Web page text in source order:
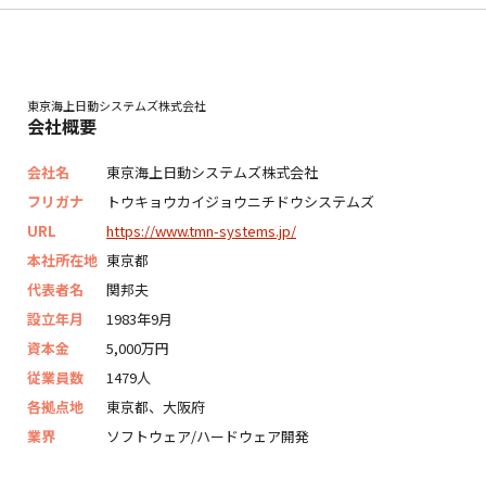
東京海上日動システムズ株式会社
会社概要
会社名
東京海上日動システムズ株式会社
フリガナ
トウキョウカイジョウニチドウシステムズ
URL
https://www.tmn-systems.jp/
本社所在地 東京都
代表者名
関邦夫
設立年月
1983年9月
資本金
5,000万円
従業員数
1479人
各拠点地
東京都、大阪府
業界
ソフトウェア/ハードウェア開発